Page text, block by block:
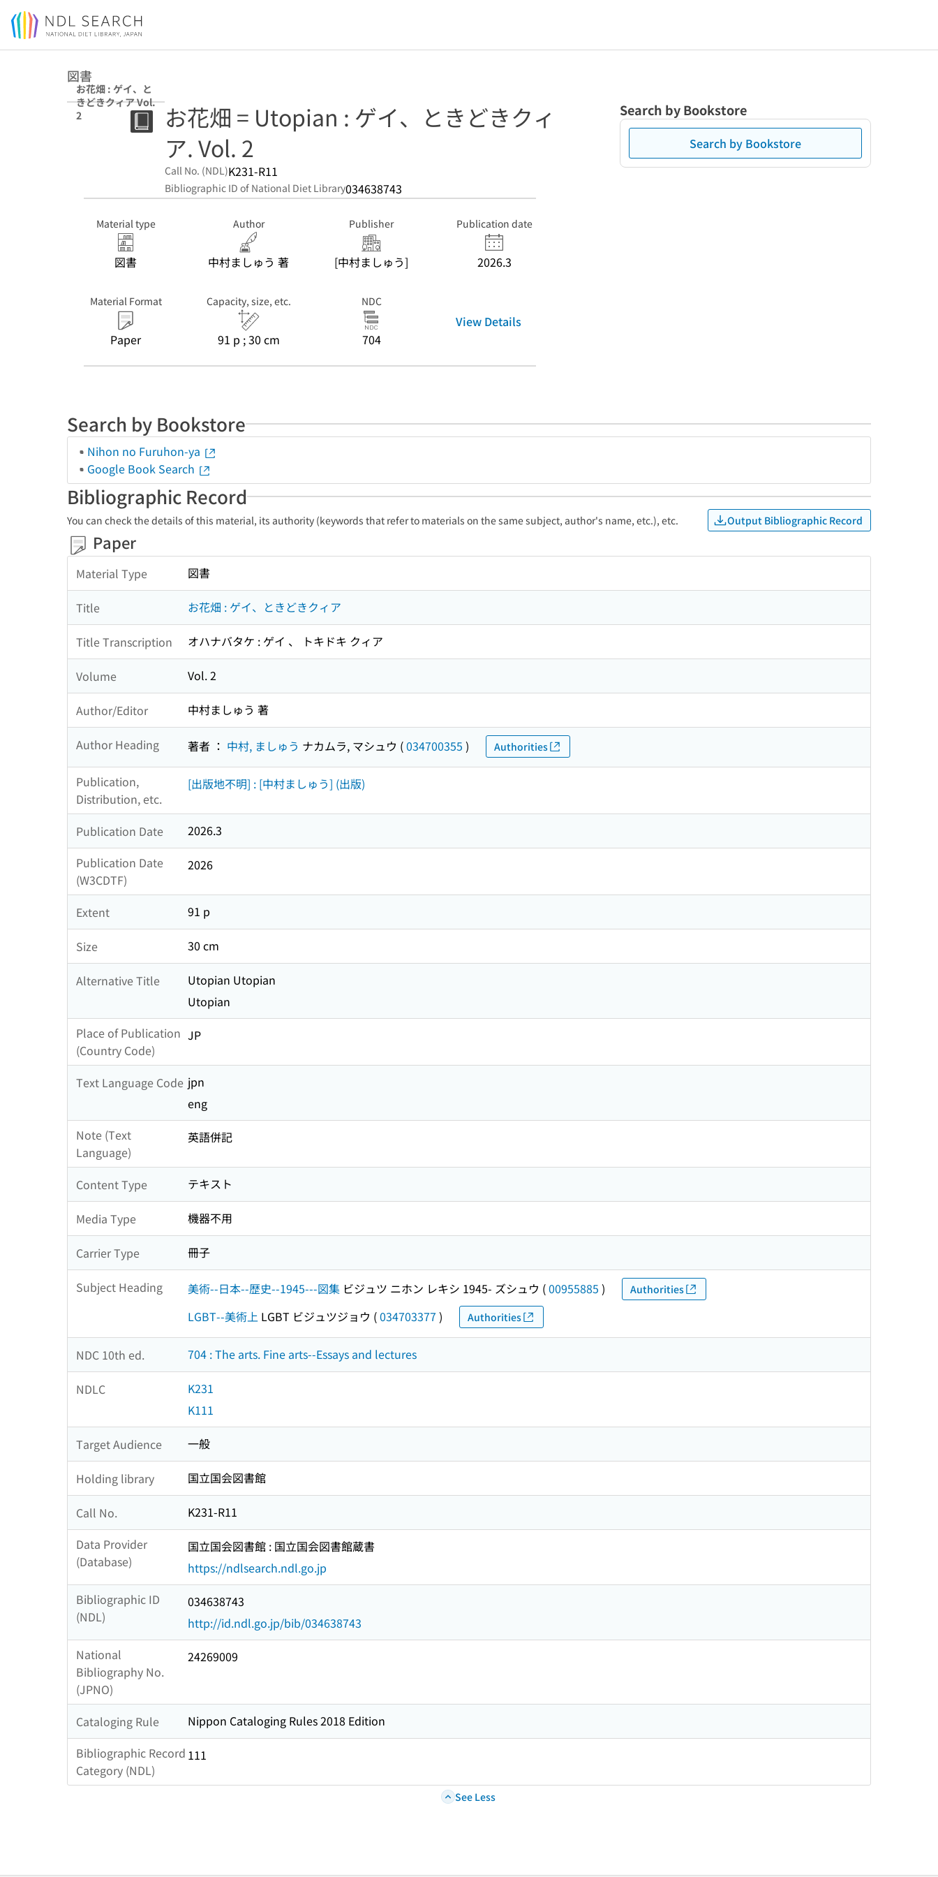
Jump to main content
図書
お花畑 : ゲイ、と
きどきクィア Vol.
2
お花畑 = Utopian : ゲイ、ときどきクィ
ア. Vol. 2
Call No. (NDL)K231-R11
Bibliographic ID of National Diet Library034638743
Material type
図書
Author
中村ましゅう 著
Publisher
[中村ましゅう]
Publication date
2026.3
Material Format
Paper
Capacity, size, etc.
91 p ; 30 cm
NDC
704
View Details
Search by Bookstore
Search by Bookstore
Search by Bookstore
Nihon no Furuhon-ya
Google Book Search
Bibliographic Record
You can check the details of this material, its authority (keywords that refer to materials on the same subject, author's name, etc.), etc. Output Bibliographic Record
Paper
Material Type 図書
Title お花畑 : ゲイ、ときどきクィア
Title Transcription オハナバタケ : ゲイ 、 トキドキ クィア
Volume Vol. 2
Author/Editor 中村ましゅう 著
Author Heading 著者 ： 中村, ましゅう ナカムラ, マシュウ (034700355 ) Authorities
Publication,
Distribution, etc.
[出版地不明] : [中村ましゅう] (出版)
Publication Date
2026.3
Publication Date
(W3CDTF)
2026
Extent 91 p
Size 30 cm
Alternative Title
Utopian Utopian
Utopian
Place of Publication
(Country Code)
JP
Text Language Code jpn
eng
Note (Text
Language)
英語併記
Content Type テキスト
Media Type 機器不用
Carrier Type 冊子
Subject Heading 美術--日本--歴史--1945---図集 ビジュツ ニホン レキシ 1945- ズシュウ (00955885 ) Authorities
LGBT--美術上 LGBT ビジュツジョウ (034703377 ) Authorities
NDC 10th ed. 704 : The arts. Fine arts--Essays and lectures
NDLC
K231
K111
Target Audience 一般
Holding library 国立国会図書館
Call No.
K231-R11
Data Provider
(Database)
国立国会図書館 : 国立国会図書館蔵書
https://ndlsearch.ndl.go.jp
Bibliographic ID
(NDL)
034638743
http://id.ndl.go.jp/bib/034638743
National
Bibliography No.
(JPNO)
24269009
Cataloging Rule
Nippon Cataloging Rules 2018 Edition
Bibliographic Record
Category (NDL)
111
See Less